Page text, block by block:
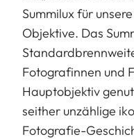
Summilux für
Objektive. Das
Fotografinnen und
Hauptobjektiv
seither unzählige
Fotografie-